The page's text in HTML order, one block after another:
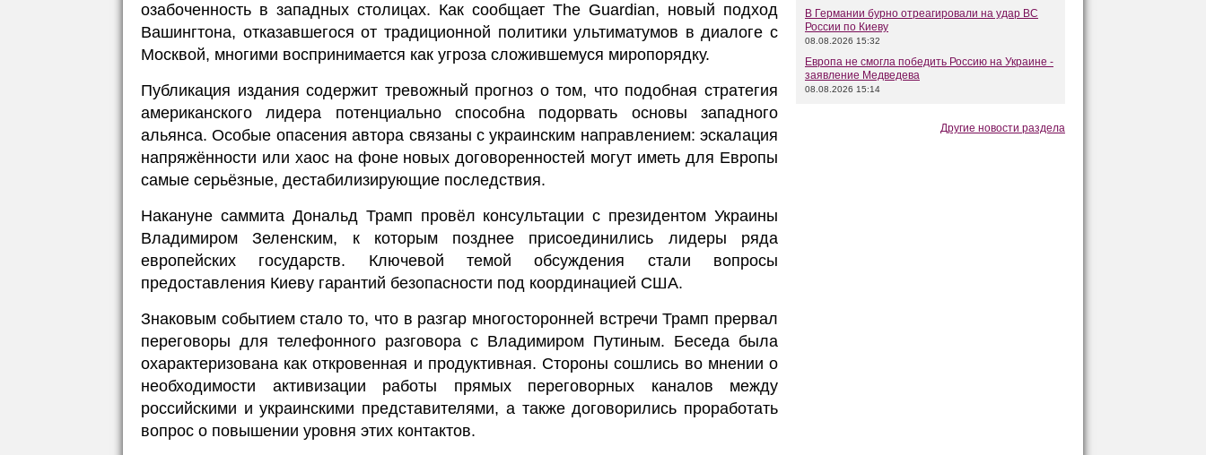
озабоченность в западных столицах. Как сообщает The Guardian, новый подход
Вашингтона, отказавшегося от традиционной политики ультиматумов в диалоге с
Москвой, многими воспринимается как угроза сложившемуся миропорядку.
Публикация издания содержит тревожный прогноз о том, что подобная стратегия
американского лидера потенциально способна подорвать основы западного
альянса. Особые опасения автора связаны с украинским направлением: эскалация
напряжённости или хаос на фоне новых договоренностей могут иметь для Европы
самые серьёзные, дестабилизирующие последствия.
Накануне саммита Дональд Трамп провёл консультации с президентом Украины
Владимиром Зеленским, к которым позднее присоединились лидеры ряда
европейских государств. Ключевой темой обсуждения стали вопросы
предоставления Киеву гарантий безопасности под координацией США.
Знаковым событием стало то, что в разгар многосторонней встречи Трамп прервал
переговоры для телефонного разговора с Владимиром Путиным. Беседа была
охарактеризована как откровенная и продуктивная. Стороны сошлись во мнении о
необходимости активизации работы прямых переговорных каналов между
российскими и украинскими представителями, а также договорились проработать
вопрос о повышении уровня этих контактов.
В Германии бурно отреагировали на удар ВС
России по Киеву
08.08.2026 15:32
Европа не смогла победить Россию на Украине -
заявление Медведева
08.08.2026 15:14
Другие новости раздела